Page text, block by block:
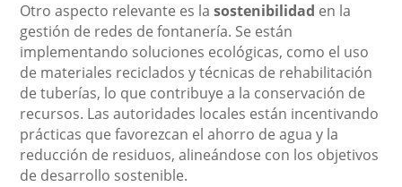
Otro aspecto relevante es lasostenibilidad en la
gestión de redes de fontanería. Se están
implementando soluciones ecológicas, como el uso
de materiales reciclados y técnicas de rehabilitación
de tuberías, lo que contribuye a la conservación de
recursos. Las autoridades locales están incentivando
prácticas que favorezcan el ahorro de agua y la
reducción de residuos, alineándose con los objetivos
de desarrollo sostenible.